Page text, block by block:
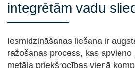
integrētām vadu
Iesmidzināšanas liešana ir
ražošanas process, kas apvieno
metāla priekšrocības vienā